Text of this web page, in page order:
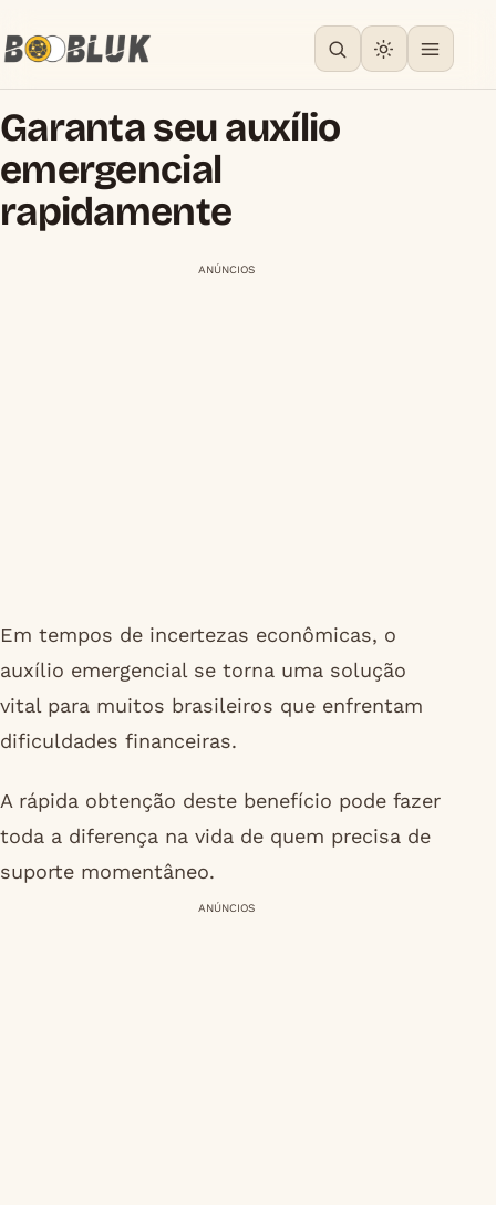
Garanta seu auxílio
emergencial
rapidamente
ANÚNCIOS
Em tempos de incertezas econômicas, o
auxílio emergencial se torna uma solução
vital para muitos brasileiros que enfrentam
dificuldades financeiras.
A rápida obtenção deste benefício pode fazer
toda a diferença na vida de quem precisa de
suporte momentâneo.
ANÚNCIOS